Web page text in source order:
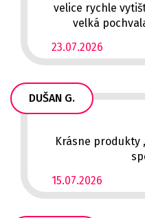
23.07.2026
velice rychle
velká
DUŠAN G.
15.07.2026
Krásne produkty